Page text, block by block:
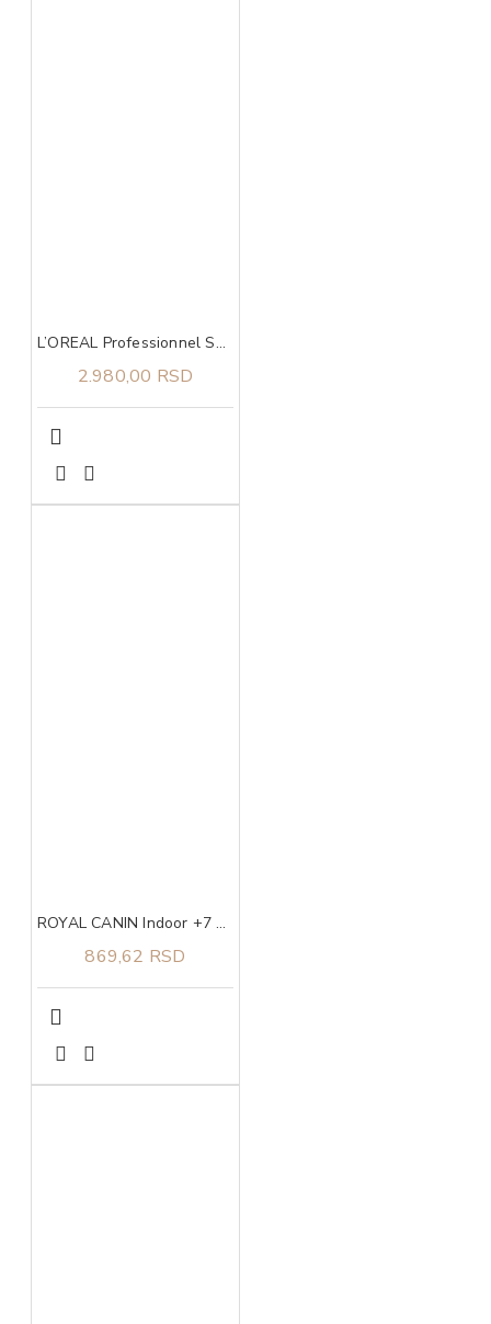
L’OREAL Professionnel Serie Expert Metal Detox maska 250ml
2.980,00 RSD
ROYAL CANIN Indoor +7 0,4kg
869,62 RSD